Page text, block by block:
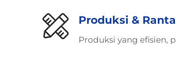
Produksi &
Produksi yang efisien,